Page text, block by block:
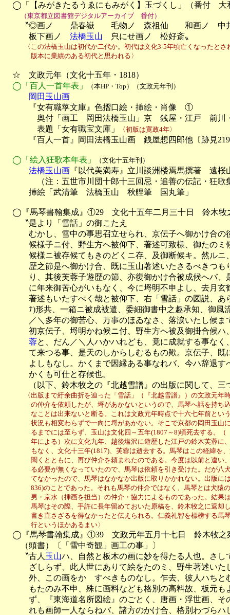
◯「【みがきたるうゑにもみがく】玉づくし」（番付　大
（東京都立図書館デジタルアーカイブ　番付）
〝◎画ノ　　鼎春嶽　　毛物ノ　森祖仙　　和画ノ　中
板下画ノ 法橋玉山 㒵にせ画ノ　松好斎〟
〈この法橋玉山は初代か二代か。初代は文化3-5年頃亡くなったとさ
版本に業績のある初代と思われる〉
☆　文政元年（文化十五年・1818）
◯「百人一首年表」
（本HP・Top）（文政元年刊）
岡田玉山画
『女有職莩文庫』色摺口絵・挿絵・肖像　①
奥付「画工　岡田法橋玉山」京　銭屋・江戸　前川・
表題「女有職宝文庫」
〈初版は寛政4年〉
『百人一首』岡田法橋玉山画　銭屋想四郎他〔跡見
◯「絵入狂歌本年表」 （文化十五年刊）
法橋玉山画 『以代美満寿』立川談洲楼焉馬撰著　遠
（注：五世市川団十郎十三回忌・追善の伝記・狂歌
挿絵「武清筆　法橋玉山　秋艃筆　国丸筆」
◯『馬琴書翰集成』①29　文化十五年二月三十日　鈴木牧
〝是より「雪話」の御こたえ
むかし、雪中の事思召立せられ、京伝子へ御かけ合の
候様子ニ付、野生方へ被仰下、著述可致様、御たのミ
候様ニ被存候てもきのどくニ存、及御断候キ。然ルニ
歴之節是へ御かけ合、既に玉山著述いたさるべきつも
り、其後芙蓉子遊歴の節、亦復御かけ合被成候へバ、
に年来御苦心がいもなく、今に埒明不申よし、去月玄
著述もいたすべく哉と被仰下、右「雪話」の図説、あ
ﾅ)形共、一箱ニ被成被遣、委細御書中之趣承知、御風流
／＼多年の御苦心、万事のほゐなさ、落涙いたし候ま
初京伝子、埒明かね候ニ付、野生方へ被及御掛合候ハ
蓉と、だん／＼人ハかハれども、竟に成就する事な
て来つる事、是天のしからしむるもの歟。京伝子、既
よしもなし。かくまで因縁ある事なれバ、今ハ辞退す
かくも可仕と存候也。
（以下、鈴木牧之の『北越雪譜』の出版に関して、三
〈出版まで紆余曲折を辿った「雪話」（『北越雪譜』）の文政元年時
の仲介を依頼したが、埒があかないというので、馬琴へ話を持ち込
なことは出来ないと断る。これは文政元年時点で十六七年前という
状況も相変わらずで一向に埒があかない。そこで京都の岡田玉山に
るまでには至らず、玉山は文化四～五年(1807～8)頃死去する。（『
年による）次に文化九年、越後塩沢に遊歴した江戸の鈴木芙蓉に、
もなく、文化十三年(1817)、芙蓉は逝去する。馬琴はこの経緯を、
聞くとともに、再び仲介を頼まれたのである。今度は以前と違い、
る必要が無くなっていたので、馬琴は依頼を引き受けた。だが八犬
てなかったので、馬琴はなかなか出版に取りかかれない。出版には
836)のことであった。それも馬琴の仲介ではなく、馬琴とは犬猿の
男・京水（挿画を担当）の仲介・協力によるものであった。結果は
馬琴はその際、手許に長年留めておいた原稿を、鈴木牧之に返却し
書き直さざるを得なかったと伝えられる。仁義礼智を標榜する馬琴
行というほかあるまい〉
◯『馬琴書翰集成』①39　文政元年五月十七日　鈴木牧之
（頭書）〔「雪中奇観」画工の事」〕
〝古人 玉山ハ、自然と板木の画に妙を得たる人也。さ
ざしらず、此人世にありて絵をたのミ、野生著述いた
外、この画をかゝすべきものなし。乍去、彼人ハちと
もたのみ不申、殊に画料なども格別の高料故、板元も
ず、『東海道名所図絵』のごとく、唐画・浮世画、そ
れも画師一人ならねバ、諸方のかけ合、格別わづらハ